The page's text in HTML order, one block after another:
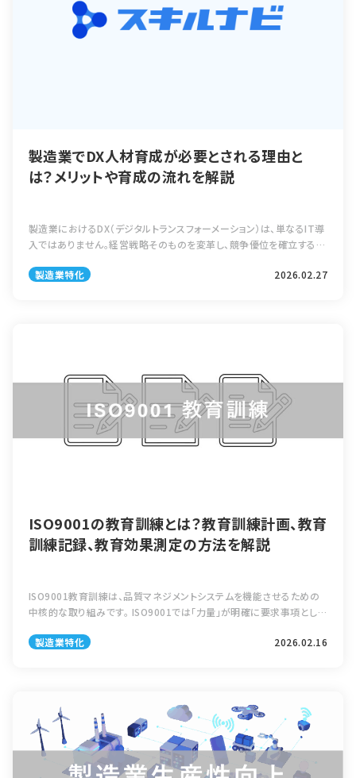
製造業でDX人材育成が必要とされる理由と
は？メリットや育成の流れを解説
製造業におけるDX（デジタルトランスフォーメーション）は、単なるIT導
入ではありません。経営戦略そのものを変革し、競争優位を確立するた
造業DX人材育成 […]
製造業特化 2026.02.27
ISO9001の教育訓練とは？教育訓練計画、教育
訓練記録、教育効果測定の方法を解説
ISO9001教育訓練は、品質マネジメントシステムを機能させるための
中核的な取り組みです。 ISO9001では「力量」が明確に要求事項として
的に育成し、その […]
製造業特化 2026.02.16